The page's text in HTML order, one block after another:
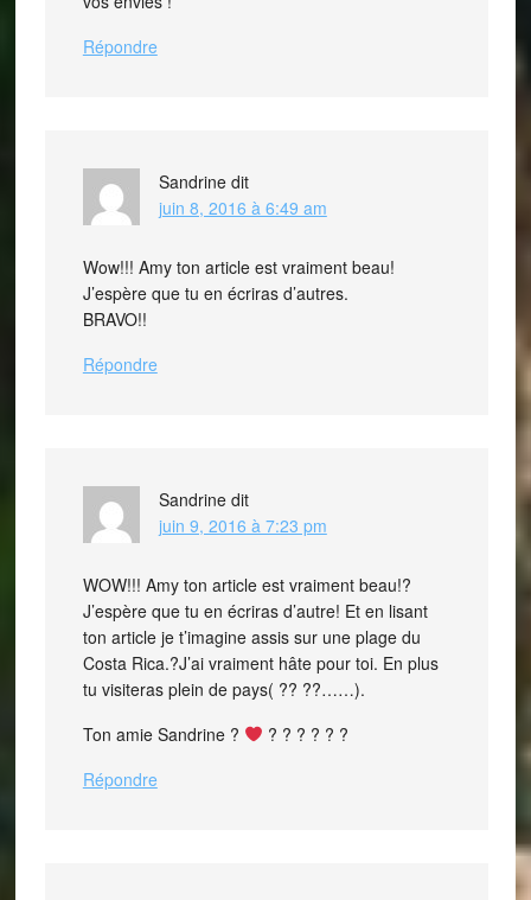
Répondre
Sandrine dit
juin 8, 2016 à 6:49 am
Wow!!! Amy ton article est vraiment beau!
J’espère que tu en écriras d’autres.
BRAVO!!
Répondre
Sandrine dit
juin 9, 2016 à 7:23 pm
WOW!!! Amy ton article est vraiment beau!?
J’espère que tu en écriras d’autre! Et en lisant
ton article je t’imagine assis sur une plage du
Costa Rica.?J’ai vraiment hâte pour toi. En plus
tu visiteras plein de pays( ?? ??……).
Ton amie Sandrine ?
? ? ? ? ? ?
Répondre